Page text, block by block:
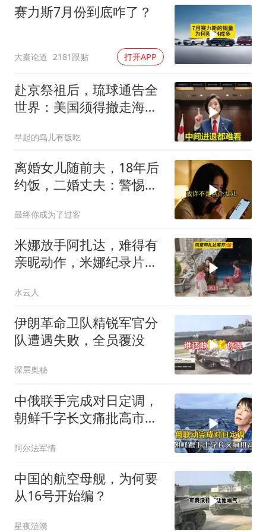
赛力斯7月份到底咋了？
大秦论道 2181跟贴 打开APP
赴京祭祖后，琉球通告全
世界：美国须得撤走海马
早起的鸟儿有饭吃
离婚女儿随前夫，18年后
约饭，二婚丈夫：警惕骗
最终你成为了过客
米娜放手阿扎达，难得有
亲昵动作，米娜纪录片
水云人
伊朗革命卫队精锐军官分
队遭遇失败，全员覆没
深层奥秘
中俄联手完成对日定调，
朝鲜千字长文痛批高市，
阿尔法军情
中国的航空母舰，为何要
从16号开始编？
星夜涟漪